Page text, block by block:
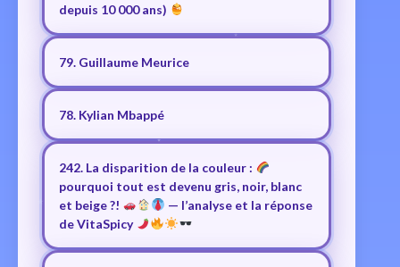
depuis 10 000 ans)
79. Guillaume Meurice
78. Kylian Mbappé
242. La disparition de la couleur :
pourquoi tout est devenu gris, noir, blanc
et beige ?!
— l’analyse et la réponse
de VitaSpicy